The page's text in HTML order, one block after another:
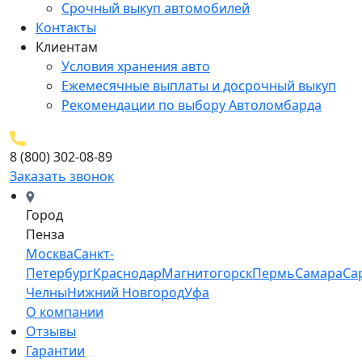
Срочный выкуп автомобилей
Контакты
Клиентам
Условия хранения авто
Ежемесячные выплаты и досрочный выкуп
Рекомендации по выбору Автоломбарда
8 (800) 302-08-89
Заказать звонок
Город
Пенза
МоскваСанкт-
ПетербургКраснодарМагнитогорскПермьСамара
ЧелныНижний НовгородУфа
О компании
Отзывы
Гарантии